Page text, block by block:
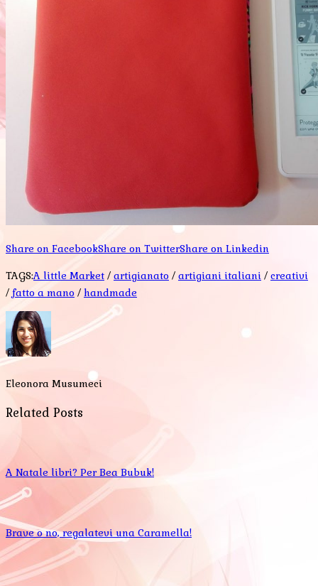
Share on FacebookShare on TwitterShare on Linkedin
TAGS:A little Market / artigianato / artigiani italiani / creativi
/ fatto a mano / handmade
Eleonora Musumeci
Related Posts
A Natale libri? Per Bea Bubuk!
Brave o no, regalatevi una Caramella!